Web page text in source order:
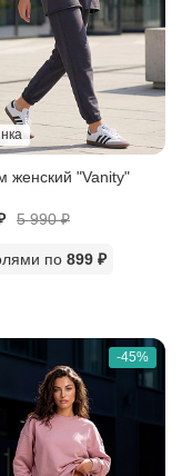
женский "Vanity"
5 990₽
по 899 ₽
-45%